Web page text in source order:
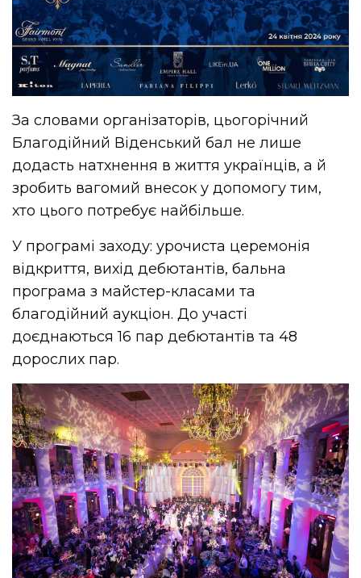
За словами організаторів, цьогорічний
Благодійний Віденський бал не лише
додасть натхнення в життя українців, а й
зробить вагомий внесок у допомогу тим,
хто цього потребує найбільше.
У програмі заходу: урочиста церемонія
відкриття, вихід дебютантів, бальна
програма з майстер-класами та
благодійний аукціон. До участі
доєднаються 16 пар дебютантів та 48
дорослих пар.